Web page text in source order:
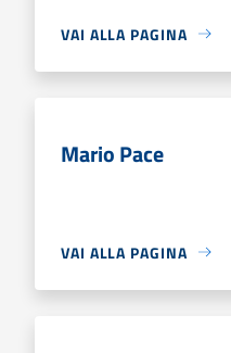
VAI ALLA PAGINA
Mario Pace
VAI ALLA PAGINA